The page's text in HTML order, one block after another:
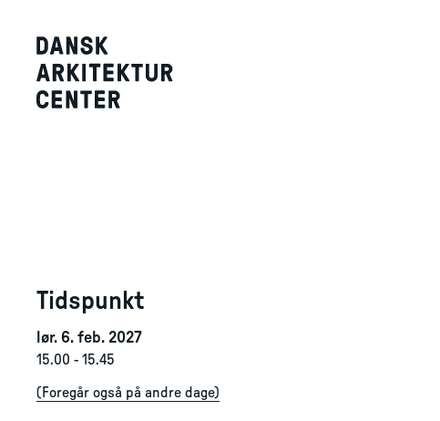
Tidspunkt
lør. 6. feb. 2027
15.00 - 15.45
( Foregår også på andre dage)